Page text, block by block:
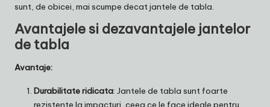
sunt, de obicei, mai scumpe decat jantele de tabla.
Avantajele si dezavantajele jantelor
de tabla
Avantaje:
Durabilitate ridicata: Jantele de tabla sunt foarte
rezistente la impacturi, ceea ce le face ideale pentru